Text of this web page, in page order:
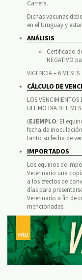
Carrera.
Dichas vacunas
en el Uruguay y
ANÁLISIS
Certificado
NEGATIVO
VIGENCIA – 6 MESES
CÁLCULO DE
LOS
ULTIMO DIA DEL
(EJEMPLO: El
fecha de
tanto su fecha de
IMPORTADOS
Los equinos de
Veterinario una
a los efectos de
días para
Veterinario a fin de
mencionadas.